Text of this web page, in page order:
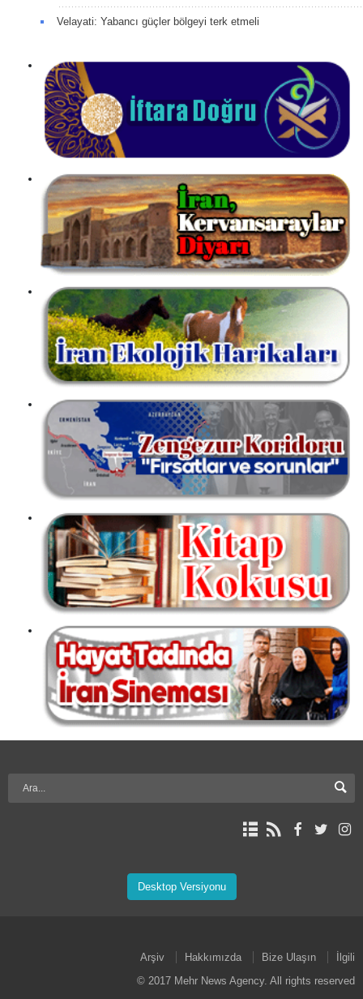
Velayati: Yabancı güçler bölgeyi terk etmeli
Desktop Versiyonu
Arşiv Hakkımızda Bize Ulaşın
İlgili
© 2017 Mehr News Agency. All rights reserved